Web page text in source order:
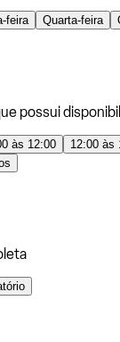
feira Quarta-feira
possui
às 12:00 12:00 às